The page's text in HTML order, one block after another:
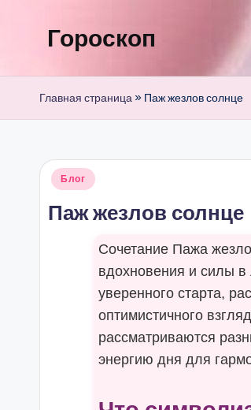
Гороскоп
Главная страница» Паж жезлов солнце
Опубликовано
Блог
Паж жезлов солнце
Сочетание Пажа
вдохновения и силы в
уверенного старта,
оптимистичного
рассматриваются
энергию дня для